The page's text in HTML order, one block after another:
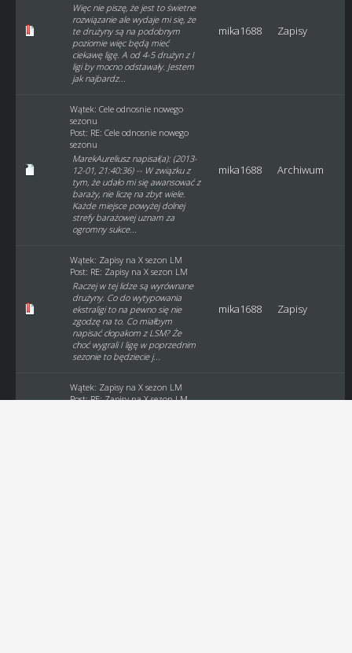
Więc nie piszę, że jest to świetne
rozwiązanie ale wydaje mi się, że
te drużyny są na podobnym
poziomie więc będą mieć
ciekawę ligę. A od 4-5 drużyn z I
ligi by mocno odstawały. Jestem
jak najbardz...
mika1688 Zapisy
Wątek: Cele odnosnie nowego
sezonu
Post: RE: Cele odnosnie nowego
sezonu
MarekAureliusz napisał(a): (2013-
12-01, 21:40:36) -- W związku z
tym, że udało mi się awansować z
baraży, nie liczę na zbyt wiele.
Każde miejsce powyżej dolnej
strefy barażowej uznam za
ogromny sukce...
mika1688 Archiwum
Wątek: Zapisy na X sezon LM
Post: RE: Zapisy na X sezon LM
Raczej w tej lidze są wyrównane
drużyny. Co do wytypowania
ekstraligi to na pewno się nie
zgodzę na to. Co miałbym
napisać cłopakom z LSM? Że
choć wygrali I ligę w poprzednim
sezonie to będziecie j...
mika1688 Zapisy
Wątek: Zapisy na X sezon LM
Post:RE: Zapisy na X sezon LM